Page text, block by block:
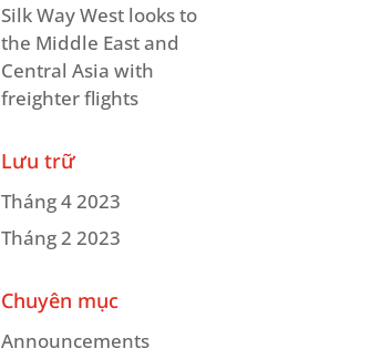
Silk Way West looks to
the Middle East and
Central Asia with
freighter flights
Lưu trữ
Tháng 4 2023
Tháng 2 2023
Chuyên mục
Announcements